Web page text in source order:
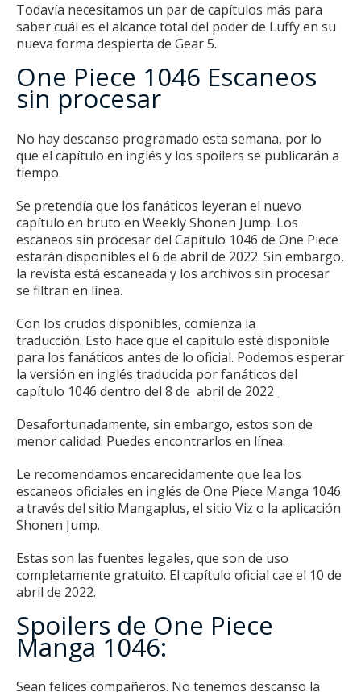
Todavía necesitamos un par de capítulos más para
saber cuál es el alcance total del poder de Luffy en su
nueva forma despierta de Gear 5.
One Piece 1046 Escaneos
sin procesar
No hay descanso programado esta semana, por lo
que el capítulo en inglés y los spoilers se publicarán a
tiempo.
Se pretendía que los fanáticos leyeran el nuevo
capítulo en bruto en Weekly Shonen Jump. Los
escaneos sin procesar del Capítulo 1046 de One Piece
estarán disponibles el 6 de abril de 2022. Sin embargo,
la revista está escaneada y los archivos sin procesar
se filtran en línea.
Con los crudos disponibles, comienza la
traducción. Esto hace que el capítulo esté disponible
para los fanáticos antes de lo oficial. Podemos esperar
la versión en inglés traducida por fanáticos del
capítulo 1046 dentro del 8 de abril de 2022 .
Desafortunadamente, sin embargo, estos son de
menor calidad. Puedes encontrarlos en línea.
Le recomendamos encarecidamente que lea los
escaneos oficiales en inglés de One Piece Manga 1046
a través del sitio Mangaplus, el sitio Viz o la aplicación
Shonen Jump.
Estas son las fuentes legales, que son de uso
completamente gratuito. El capítulo oficial cae el 10 de
abril de 2022.
Spoilers de One Piece
Manga 1046:
Sean felices compañeros. No tenemos descanso la